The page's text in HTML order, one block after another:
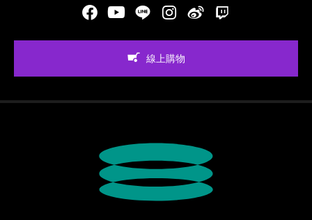
FacebookYoutubeLINE Instgram新浪微博
線上購物